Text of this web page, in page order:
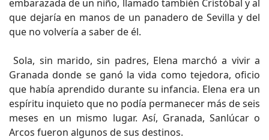
embarazada de un niño, llamado también Cristóbal y al
que dejaría en manos de un panadero de Sevilla y del
que no volvería a saber de él.
Sola, sin marido, sin padres, Elena marchó a vivir a
Granada donde se ganó la vida como tejedora, oficio
que había aprendido durante su infancia. Elena era un
espíritu inquieto que no podía permanecer más de seis
meses en un mismo lugar. Así, Granada, Sanlúcar o
Arcos fueron algunos de sus destinos.